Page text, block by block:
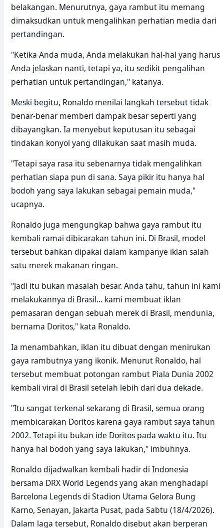
belakangan. Menurutnya, gaya rambut itu memang
dimaksudkan untuk mengalihkan perhatian media dari
pertandingan.
"Ketika Anda muda, Anda melakukan hal-hal yang harus
Anda jelaskan nanti, tetapi ya, itu sedikit pengalihan
perhatian untuk pertandingan," katanya.
Meski begitu, Ronaldo menilai langkah tersebut tidak
benar-benar memberi dampak besar seperti yang
dibayangkan. Ia menyebut keputusan itu sebagai
tindakan konyol yang dilakukan saat masih muda.
"Tetapi saya rasa itu sebenarnya tidak mengalihkan
perhatian siapa pun di sana. Saya pikir itu hanya hal
bodoh yang saya lakukan sebagai pemain muda,"
ucapnya.
Ronaldo juga mengungkap bahwa gaya rambut itu
kembali ramai dibicarakan tahun ini. Di Brasil, model
tersebut bahkan dipakai dalam kampanye iklan salah
satu merek makanan ringan.
"Jadi itu bukan masalah besar. Anda tahu, tahun ini kami
melakukannya di Brasil… kami membuat iklan
pemasaran dengan sebuah merek di Brasil, mendunia,
bernama Doritos," kata Ronaldo.
Ia menambahkan, iklan itu dibuat dengan menirukan
gaya rambutnya yang ikonik. Menurut Ronaldo, hal
tersebut membuat potongan rambut Piala Dunia 2002
kembali viral di Brasil setelah lebih dari dua dekade.
"Itu sangat terkenal sekarang di Brasil, semua orang
membicarakan Doritos karena gaya rambut saya tahun
2002. Tetapi itu bukan ide Doritos pada waktu itu. Itu
hanya hal bodoh yang saya lakukan," imbuhnya.
Ronaldo dijadwalkan kembali hadir di Indonesia
bersama DRX World Legends yang akan menghadapi
Barcelona Legends di Stadion Utama Gelora Bung
Karno, Senayan, Jakarta Pusat, pada Sabtu (18/4/2026).
Dalam laga tersebut, Ronaldo disebut akan berperan